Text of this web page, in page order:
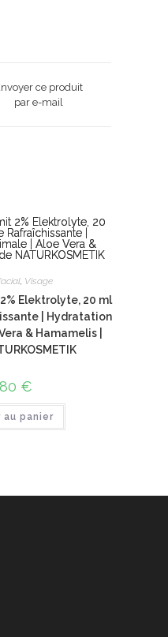
ce produit
par e-mail
, Visage
Elektrolyte, 20 ml
| Hydratation
& Hamamelis |
€
au panier